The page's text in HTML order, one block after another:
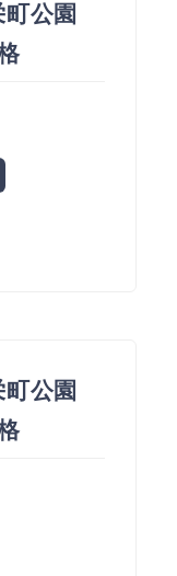
公園
公園